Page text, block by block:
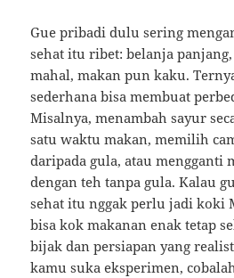
Gue pribadi dulu sering
sehat itu ribet: belanja
mahal, makan pun kaku.
sederhana bisa membuat
Misalnya, menambah sayur
satu waktu makan, memilih
daripada gula, atau mengganti
dengan teh tanpa gula. Kalau
sehat itu nggak perlu jadi koki
bisa kok makanan enak tetap
bijak dan persiapan yang
kamu suka eksperimen,